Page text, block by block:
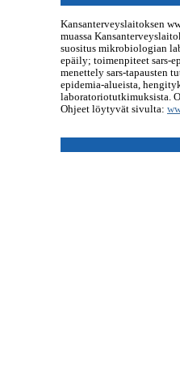
Kansanterveyslaitoksen
muassa
suositus mikrobiologian
epäily; toimenpiteet sars-
menettely sars-tapausten
epidemia-alueista,
laboratoriotutkimuksista.
Ohjeet löytyvät sivulta: